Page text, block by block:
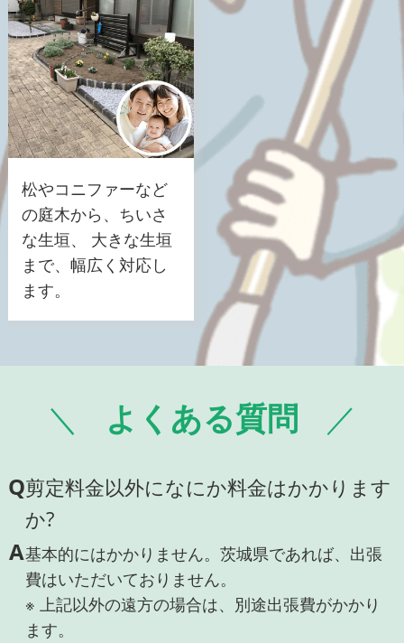
松やコニファーなど
の庭木から、ちいさ
な生垣、 大きな生垣
まで、幅広く対応し
ます。
よくある質問
Q剪定料金以外になにか料金はかかります
か?
A基本的にはかかりません。茨城県であれば、出張
費はいただいておりません。
※ 上記以外の遠方の場合は、別途出張費がかかり
ます。